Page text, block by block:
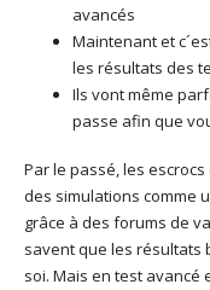
avancés
Maintenant et
les résultats des
Ils vont même
passe afin que
Par le passé, les
des simulations comme
grâce à des forums de
savent que les résultats
soi. Mais en test avancé